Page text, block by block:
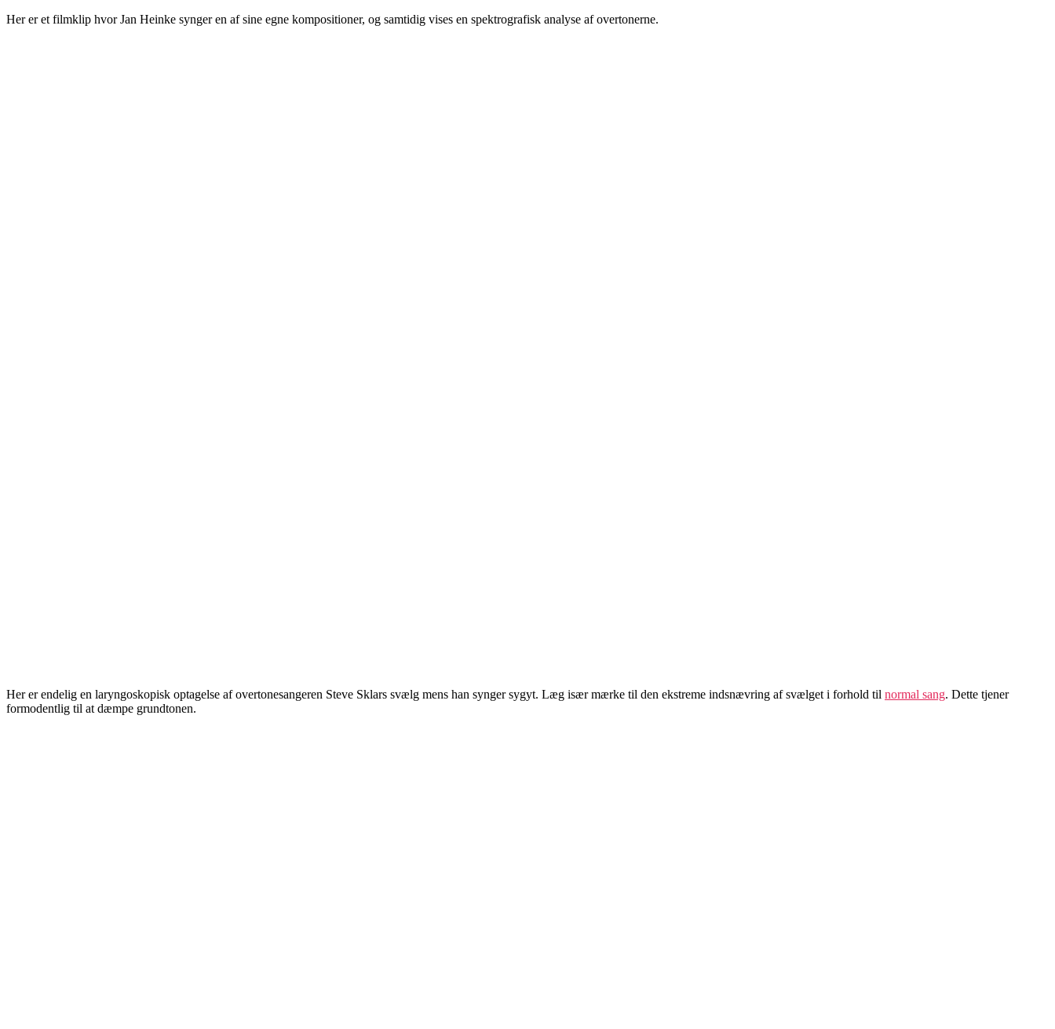
Her er et filmklip hvor Jan Heinke synger en af sine egne kompositioner, og samtidig vises en spektrografisk analyse af overtonerne.
Her er endelig en laryngoskopisk optagelse af overtonesangeren Steve Sklars svælg mens han synger sygyt. Læg især mærke til den ekstreme indsnævring af svælget i forhold til normal sang. Dette tjener
formodentlig til at dæmpe grundtonen.